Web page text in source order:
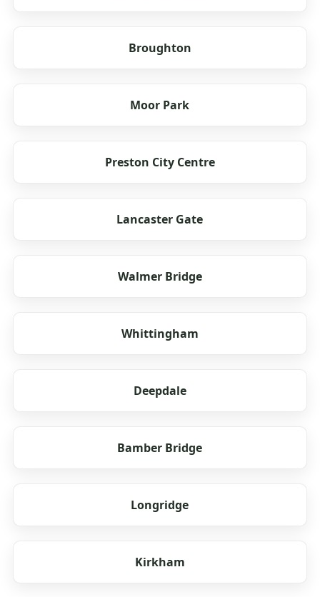
Broughton
Moor Park
Preston City Centre
Lancaster Gate
Walmer Bridge
Whittingham
Deepdale
Bamber Bridge
Longridge
Kirkham